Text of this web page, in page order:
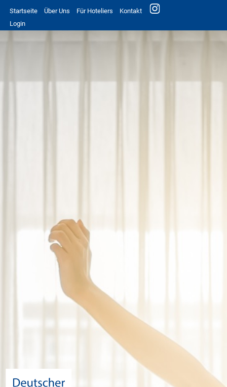
Startseite Über Uns Für Hoteliers
Kontakt
Login